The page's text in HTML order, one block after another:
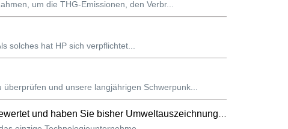
um die THG-Emissionen, den Verbr...
solches hat HP sich verpflichtet...
und unsere langjährigen Schwerpunk...
haben Sie bisher Umweltauszeichnungen erhalten?